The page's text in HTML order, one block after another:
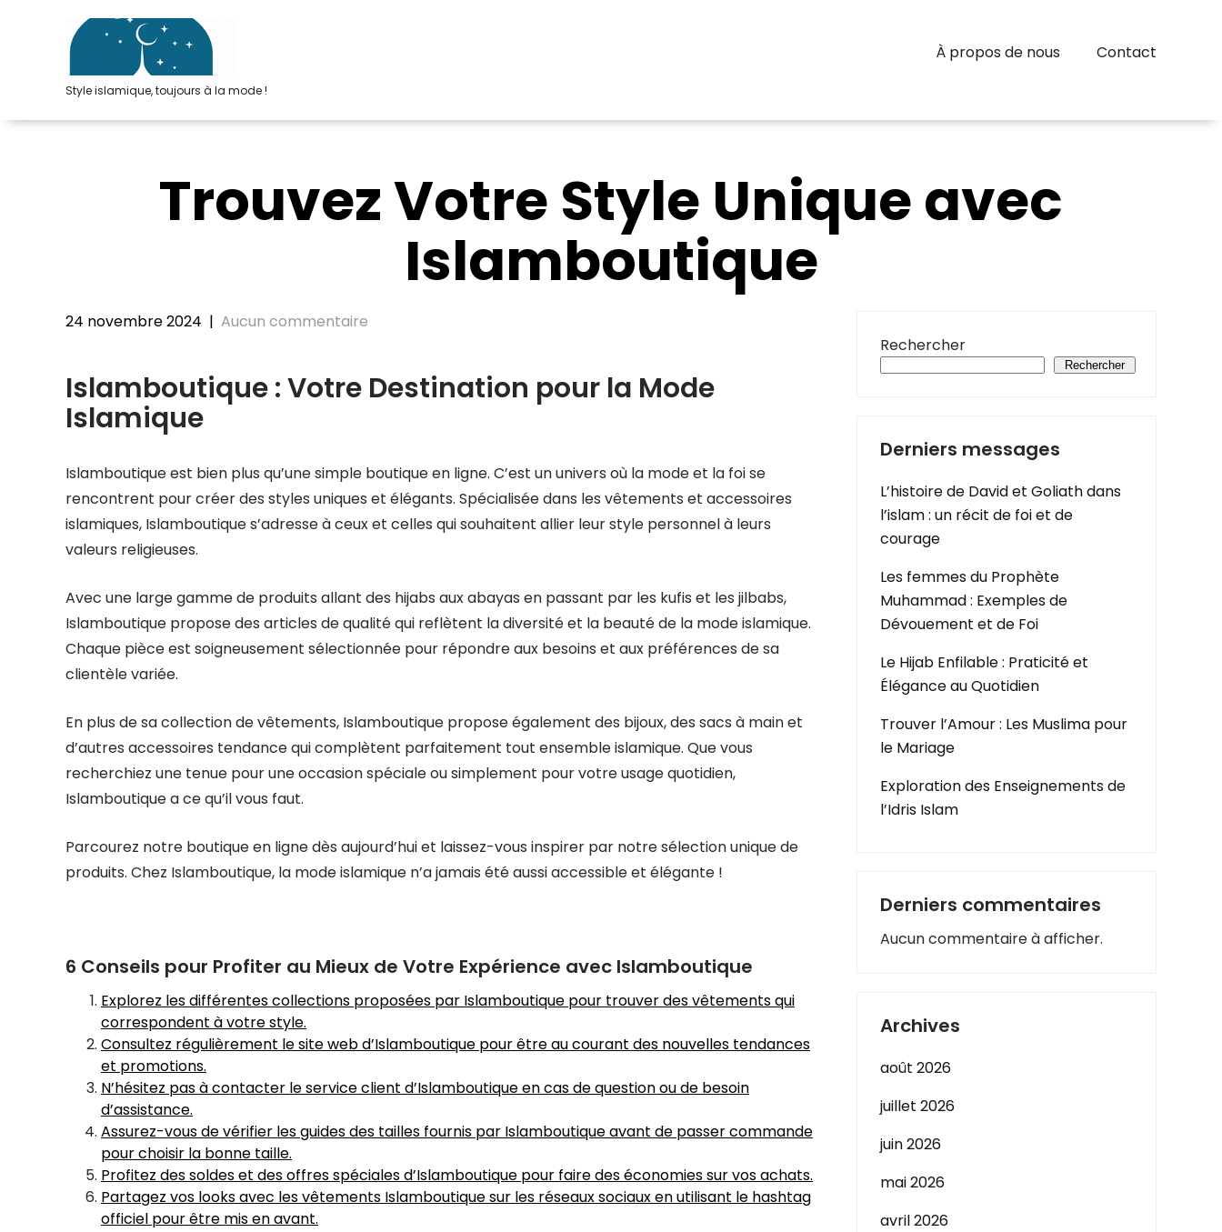
Style islamique, toujours à la mode !
À propos de nous Contact
Trouvez Votre Style Unique avec
Islamboutique
24 novembre 2024 | Aucun commentaire
Islamboutique : Votre Destination pour la Mode
Islamique
Islamboutique est bien plus qu’une simple boutique en ligne. C’est un univers où la mode et la foi se
rencontrent pour créer des styles uniques et élégants. Spécialisée dans les vêtements et accessoires
islamiques, Islamboutique s’adresse à ceux et celles qui souhaitent allier leur style personnel à leurs
valeurs religieuses.
Avec une large gamme de produits allant des hijabs aux abayas en passant par les kufis et les jilbabs,
Islamboutique propose des articles de qualité qui reflètent la diversité et la beauté de la mode islamique.
Chaque pièce est soigneusement sélectionnée pour répondre aux besoins et aux préférences de sa
clientèle variée.
En plus de sa collection de vêtements, Islamboutique propose également des bijoux, des sacs à main et
d’autres accessoires tendance qui complètent parfaitement tout ensemble islamique. Que vous
recherchiez une tenue pour une occasion spéciale ou simplement pour votre usage quotidien,
Islamboutique a ce qu’il vous faut.
Parcourez notre boutique en ligne dès aujourd’hui et laissez-vous inspirer par notre sélection unique de
produits. Chez Islamboutique, la mode islamique n’a jamais été aussi accessible et élégante !
6 Conseils pour Profiter au Mieux de Votre Expérience avec Islamboutique
Explorez les différentes collections proposées par Islamboutique pour trouver des vêtements qui
correspondent à votre style.
Consultez régulièrement le site web d’Islamboutique pour être au courant des nouvelles tendances
et promotions.
N’hésitez pas à contacter le service client d’Islamboutique en cas de question ou de besoin
d’assistance.
Assurez-vous de vérifier les guides des tailles fournis par Islamboutique avant de passer commande
pour choisir la bonne taille.
Profitez des soldes et des offres spéciales d’Islamboutique pour faire des économies sur vos achats.
Partagez vos looks avec les vêtements Islamboutique sur les réseaux sociaux en utilisant le hashtag
officiel pour être mis en avant.
Rechercher
Rechercher
Derniers messages
L’histoire de David et Goliath dans
l’islam : un récit de foi et de
courage
Les femmes du Prophète
Muhammad : Exemples de
Dévouement et de Foi
Le Hijab Enfilable : Praticité et
Élégance au Quotidien
Trouver l’Amour : Les Muslima pour
le Mariage
Exploration des Enseignements de
l’Idris Islam
Derniers commentaires
Aucun commentaire à afficher.
Archives
août 2026
juillet 2026
juin 2026
mai 2026
avril 2026